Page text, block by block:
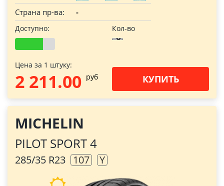
Страна пр-ва:
-
Доступно: Кол-во
Цена за 1 штуку:
2 211.00 pуб КУПИТЬ
MICHELIN
PILOT SPORT 4
285/35 R23 107 Y